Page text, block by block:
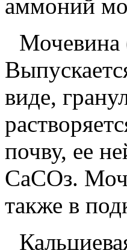
аммоний
Мочевина
виде,
почву, ее
СаСОз.
также в